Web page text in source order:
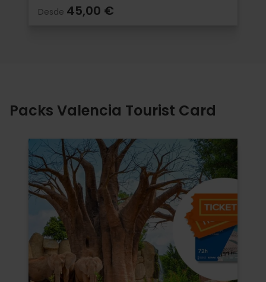
Desde 45,00 €
Packs Valencia Tourist Card